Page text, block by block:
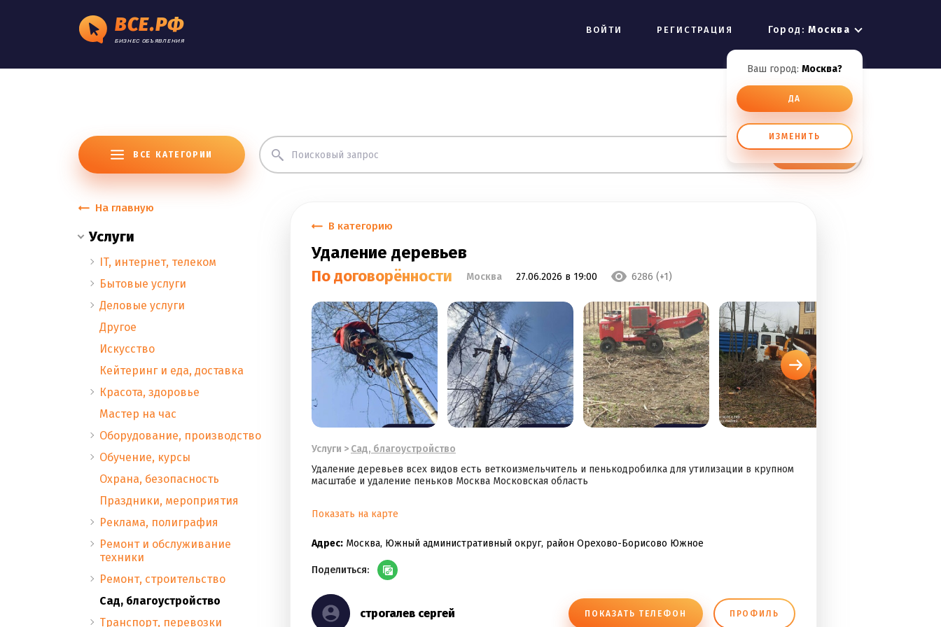
ВСЕ.РФ
БИЗНЕС ОБЪЯВЛЕНИЯ
ВОЙТИ РЕГИСТРАЦИЯ Город:Москва
Ваш город: Москва?
ДА
ИЗМЕНИТЬ
ВСЕ КАТЕГОРИИ
На главную
Услуги
IT, интернет, телеком
Бытовые услуги
Деловые услуги
Другое
Искусство
Кейтеринг и еда, доставка
Красота, здоровье
Мастер на час
Оборудование, производство
Обучение, курсы
Охрана, безопасность
Праздники, мероприятия
Реклама, полиграфия
Ремонт и обслуживание
техники
Ремонт, строительство
Сад, благоустройство
Транспорт, перевозки
В категорию
Удаление деревьев
По договорённости Москва 27.06.2026 в 19:00 6286 (+1)
Услуги > Сад, благоустройство
Удаление деревьев всех видов есть веткоизмельчитель и пенькодробилка для утилизации в крупном
масштабе и удаление пеньков Москва Московская область
Показать на карте
Адрес: Москва, Южный административный округ, район Орехово-Борисово Южное
Поделиться:
строгалев сергей ПОКАЗАТЬ ТЕЛЕФОН ПРОФИЛЬ